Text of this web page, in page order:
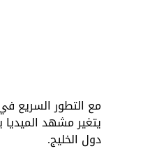
مع التطور السريع في
يتغير مشهد
دول الخليج.